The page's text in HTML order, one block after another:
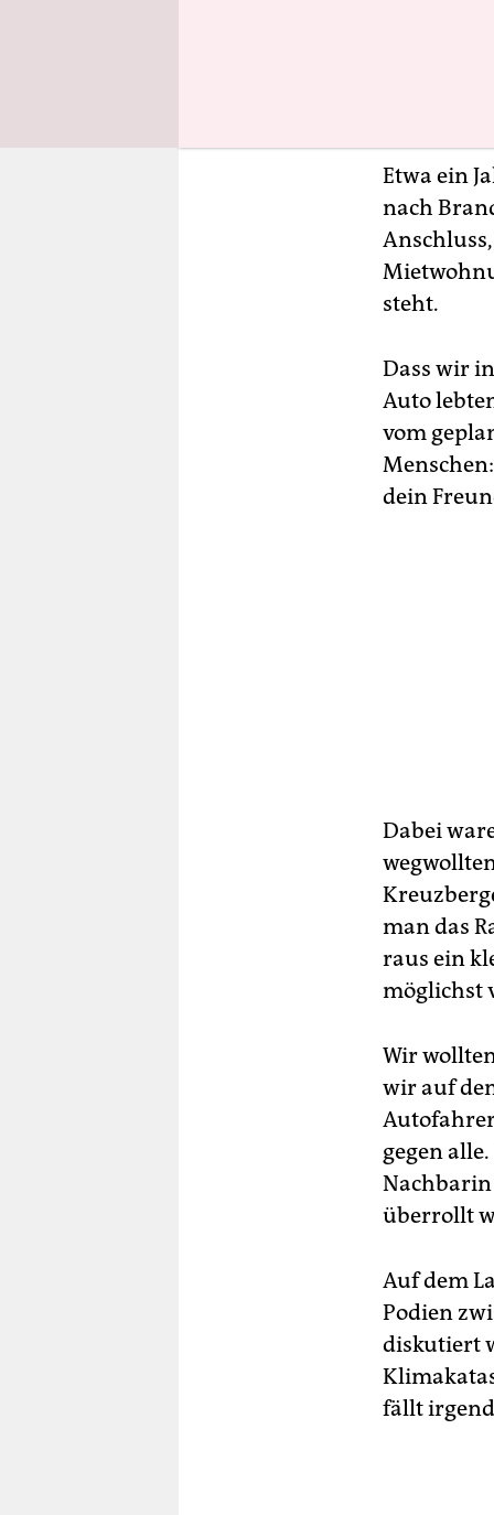
am
Etwa ein
nach
steht.
Dass wir
Auto
vom
dein
Dabei
man das
raus ein
möglichst
Wir
wir auf
gegen
Nachbarin
überrollt
Auf dem
Podien
diskutiert
fällt